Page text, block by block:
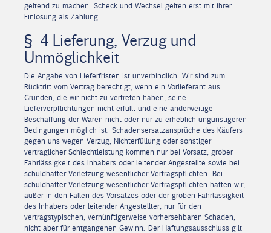
geltend zu machen. Scheck und Wechsel gelten erst mit ihrer
Einlösung als Zahlung.
§ 4 Lieferung, Verzug und
Unmöglichkeit
Die Angabe von Lieferfristen ist unverbindlich. Wir sind zum
Rücktritt vom Vertrag berechtigt, wenn ein Vorlieferant aus
Gründen, die wir nicht zu vertreten haben, seine
Lieferverpflichtungen nicht erfüllt und eine anderweitige
Beschaffung der Waren nicht oder nur zu erheblich ungünstigeren
Bedingungen möglich ist. Schadensersatzansprüche des Käufers
gegen uns wegen Verzug, Nichterfüllung oder sonstiger
vertraglicher Schlechtleistung kommen nur bei Vorsatz, grober
Fahrlässigkeit des Inhabers oder leitender Angestellte sowie bei
schuldhafter Verletzung wesentlicher Vertragspflichten. Bei
schuldhafter Verletzung wesentlicher Vertragspflichten haften wir,
außer in den Fällen des Vorsatzes oder der groben Fahrlässigkeit
des Inhabers oder leitender Angestellter, nur für den
vertragstypischen, vernünftigerweise vorhersehbaren Schaden,
nicht aber für entgangenen Gewinn. Der Haftungsausschluss gilt